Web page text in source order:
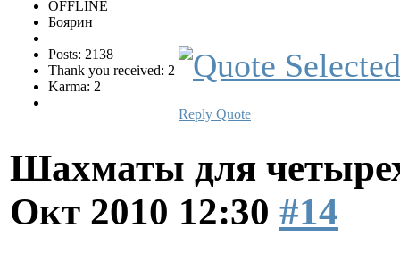
OFFLINE
Боярин
Posts: 2138
Thank you received: 2
Karma: 2
Reply Quote
Шахматы для
Окт 2010 12:30 #14